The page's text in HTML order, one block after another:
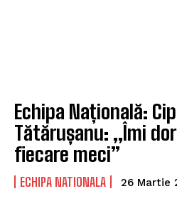
Echipa Națională:
Tătărușanu: „Îmi
fiecare meci”
ECHIPA NATIONALA 26 Martie